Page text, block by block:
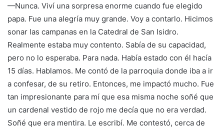
—Nunca. Viví una sorpresa enorme cuando fue elegido
papa. Fue una alegría muy grande. Voy a contarlo. Hicimos
sonar las campanas en la Catedral de San Isidro.
Realmente estaba muy contento. Sabía de su capacidad,
pero no lo esperaba. Para nada. Había estado con él hacía
15 días. Hablamos. Me contó de la parroquia donde iba a ir
a confesar, de su retiro. Entonces, me impactó mucho. Fue
tan impresionante para mí que esa misma noche soñé que
un cardenal vestido de rojo me decía que no era verdad.
Soñé que era mentira. Le escribí. Me contestó, cerca de